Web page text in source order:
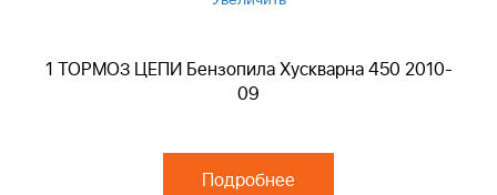
1 ТОРМОЗ ЦЕПИ Бензопила Хускварна 450 2010-
09
Подробнее